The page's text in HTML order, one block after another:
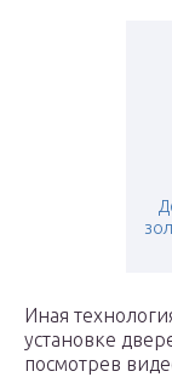
Иная
установке
посмотрев